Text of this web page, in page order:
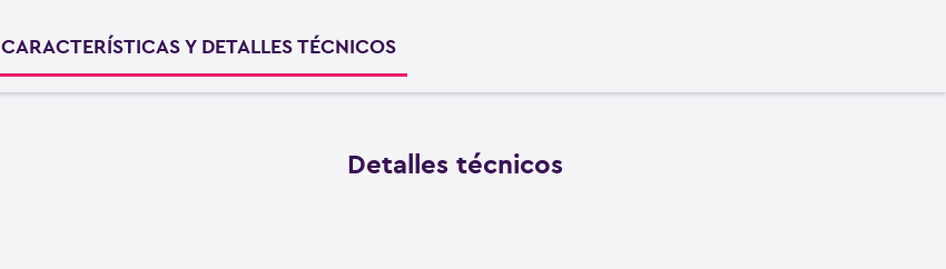
CARACTERÍSTICAS Y DETALLES TÉCNICOS
Detalles técnicos